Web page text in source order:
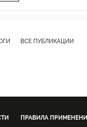
ВСЕ ПУБЛИКАЦИИ
ПРАВИЛА